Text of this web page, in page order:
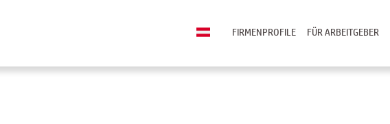
FÜR ARBEITGEBER
FIRMENPROFILE